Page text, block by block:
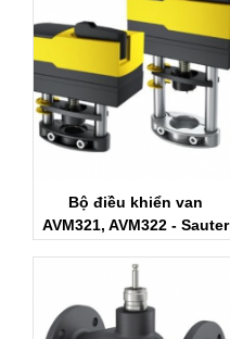
Bộ điều khiển van
AVM321, AVM322 - Sauter